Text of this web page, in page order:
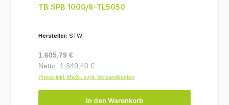
TB SPB 1000/8-TL5050
Hersteller: STW
Regulärer Preis:
1.605,79 €
Netto: 1.349,40 €
Preise inkl. MwSt. zzgl. Versandkosten
In den Warenkorb